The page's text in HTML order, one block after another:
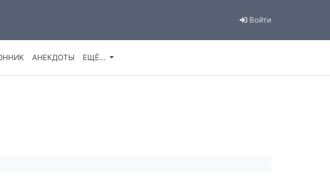
Войти
АНЕКДОТЫ ЕЩЁ…